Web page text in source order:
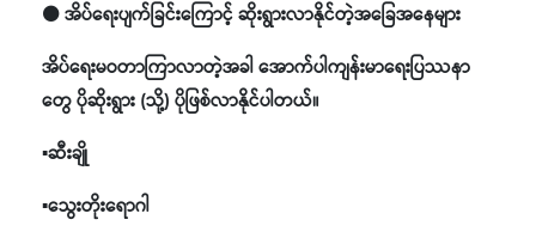
⚫ အိပ်ရေးပျက်ခြင်းကြောင့် ဆိုးရွားလာနိုင်တဲ့အခြေအနေများ
အိပ်ရေးမဝတာကြာလာတဲ့အခါ အောက်ပါကျန်းမာရေးပြဿနာ
တွေ ပိုဆိုးရွား (သို့) ပိုဖြစ်လာနိုင်ပါတယ်။
▪️ဆီးချို
▪️သွေးတိုးရောဂါ